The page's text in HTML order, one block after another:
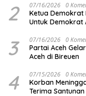
2 07/16/2026 0
Ketua Demokrat
Untuk Demokrat
3 07/16/2026 0
Partai Aceh
Aceh di Bireuen
4 07/15/2026 0
Korban
Terima